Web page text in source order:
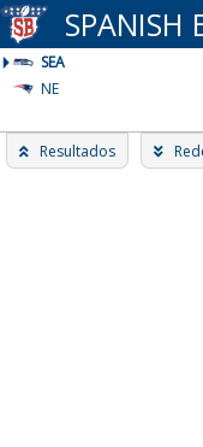
Skip
to
content
SPANISH
SEA
NE
Resultados